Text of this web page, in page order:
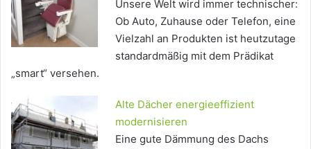
Unsere Welt wird immer technischer:
Ob Auto, Zuhause oder Telefon, eine
Vielzahl an Produkten ist heutzutage
standardmäßig mit dem Prädikat
„smart“ versehen.
Alte Dächer energieeffizient
modernisieren
Eine gute Dämmung des Dachs